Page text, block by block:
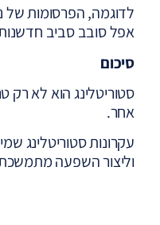
לדוגמה, הפרסומות של
אפל סובב סביב
סיכום
סטוריטלינג הוא לא
אחר.
עקרונות סטוריטלינג
וליצור השפעה